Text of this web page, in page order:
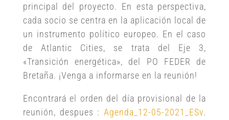
principal del proyecto. En esta perspectiva,
cada socio se centra en la aplicación local de
un instrumento político europeo. En el caso
de Atlantic Cities, se trata del Eje 3,
«Transición energética», del PO FEDER de
Bretaña. ¡Venga a informarse en la reunión!
Encontrará el orden del día provisional de la
reunión, despues :Agenda_12-05-2021_ESv.